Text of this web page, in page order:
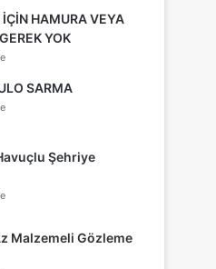
İÇİN HAMURA VEYA
YOK
SARMA
Şehriye
Malzemeli Gözleme